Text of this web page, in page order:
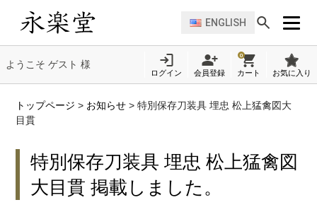
ENGLISH
ようこそ ゲスト 様
ログイン 会員登録
0
カート お気に入り
トップページ > お知らせ >特別保存刀装具 埋忠 松上猛禽図大
目貫
特別保存刀装具 埋忠 松上猛禽図
大目貫 掲載しました。